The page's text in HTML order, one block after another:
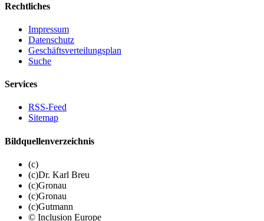
Rechtliches
Impressum
Datenschutz
Geschäftsverteilungsplan
Suche
Services
RSS-Feed
Sitemap
Bildquellenverzeichnis
(c)
(c)Dr. Karl Breu
(c)Gronau
(c)Gronau
(c)Gutmann
© Inclusion Europe